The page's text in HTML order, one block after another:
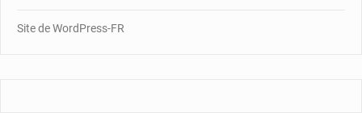
Site de WordPress-FR